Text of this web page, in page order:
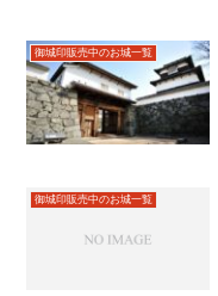
御城印販売中のお城一覧
御城印販売中のお城一覧